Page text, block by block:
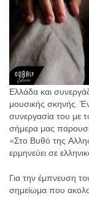
Ελλάδα και
μουσικής σκηνής.
συνεργασία του με
σήμερα μας
«Στο Βυθό της
ερμηνεύει σε
Για την έμπνευση
σημείωμα που